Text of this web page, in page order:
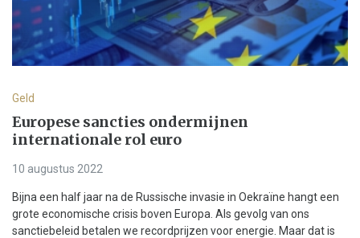
Geld
Europese sancties ondermijnen
internationale rol euro
10 augustus 2022
Bijna een half jaar na de Russische invasie in Oekraïne hangt een
grote economische crisis boven Europa. Als gevolg van ons
sanctiebeleid betalen we recordprijzen voor energie. Maar dat is